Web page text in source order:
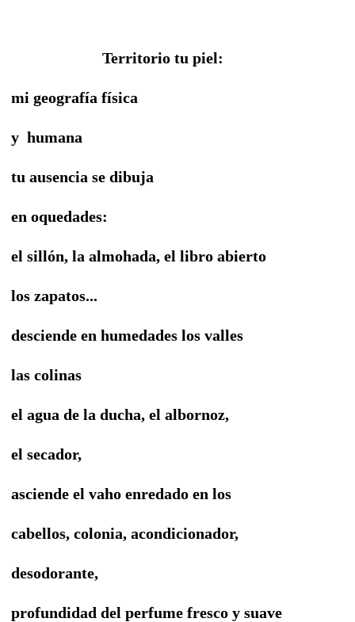
Territorio tu piel:
mi geografía física
y humana
tu ausencia se dibuja
en oquedades:
el sillón, la almohada, el libro abierto
los zapatos...
desciende en humedades los valles
las colinas
el agua de la ducha, el albornoz,
el secador,
asciende el vaho enredado en los
cabellos, colonia, acondicionador,
desodorante,
profundidad del perfume fresco y suave